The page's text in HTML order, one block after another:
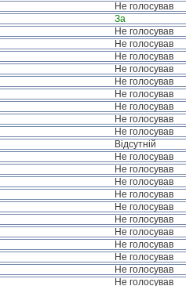
Не голосував
За
Не голосував
Не голосував
Не голосував
Не голосував
Не голосував
Не голосував
Не голосував
Не голосував
Не голосував
Відсутній
Не голосував
Не голосував
Не голосував
Не голосував
Не голосував
Не голосував
Не голосував
Не голосував
Не голосував
Не голосував
Не голосував